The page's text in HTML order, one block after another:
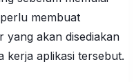
membuat
yang akan disediakan
kerja aplikasi tersebut.